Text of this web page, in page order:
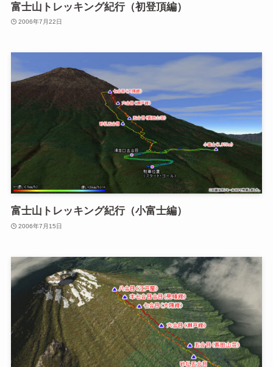
富士山トレッキング紀行（初登頂編）
2006年7月22日
富士山トレッキング紀行（小富士編）
2006年7月15日